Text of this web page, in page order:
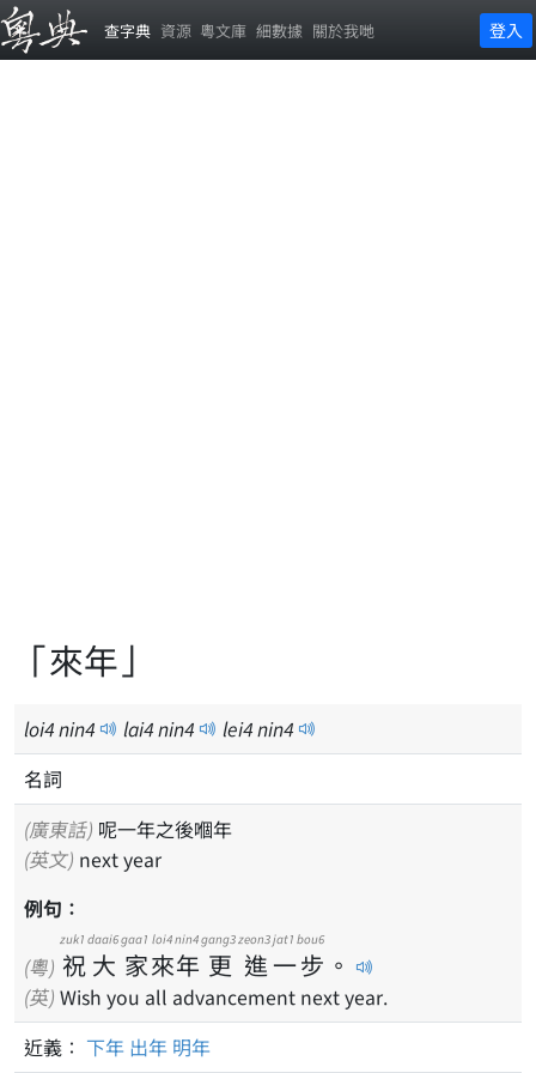
查字典 資源 粵文庫 細數據 關於我哋 登入
「來年」
loi4nin4 lai4nin4 lei4nin4
名詞
(廣東話) 呢一年之後嗰年
(英文) next year
例句：
(粵) 祝
zuk1
大
daai6
家
gaa1
來
loi4
年
nin4
更
gang3
進
zeon3
一
jat1
步
bou6
。
(英) Wish you all advancement next year.
近義： 下年 出年 明年